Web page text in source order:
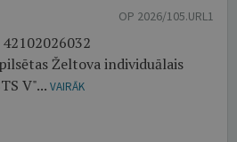
OP 2026/105.URL1
Želtova individuālais
V"... VAIRĀK